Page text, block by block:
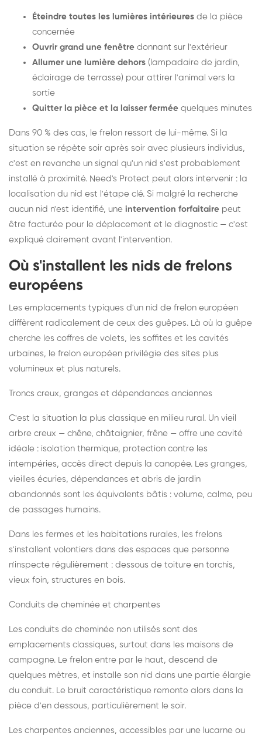
Éteindre toutes les lumières intérieures de la pièce
concernée
Ouvrir grand une fenêtre donnant sur l'extérieur
Allumer une lumière dehors (lampadaire de jardin,
éclairage de terrasse) pour attirer l'animal vers la
sortie
Quitter la pièce et la laisser fermée quelques minutes
Dans 90 % des cas, le frelon ressort de lui-même. Si la
situation se répète soir après soir avec plusieurs individus,
c'est en revanche un signal qu'un nid s'est probablement
installé à proximité. Need's Protect peut alors intervenir : la
localisation du nid est l'étape clé. Si malgré la recherche
aucun nid n'est identifié, une intervention forfaitaire peut
être facturée pour le déplacement et le diagnostic — c'est
expliqué clairement avant l'intervention.
Où s'installent les nids de frelons
européens
Les emplacements typiques d'un nid de frelon européen
diffèrent radicalement de ceux des guêpes. Là où la guêpe
cherche les coffres de volets, les soffites et les cavités
urbaines, le frelon européen privilégie des sites plus
volumineux et plus naturels.
Troncs creux, granges et dépendances anciennes
C'est la situation la plus classique en milieu rural. Un vieil
arbre creux — chêne, châtaignier, frêne — offre une cavité
idéale : isolation thermique, protection contre les
intempéries, accès direct depuis la canopée. Les granges,
vieilles écuries, dépendances et abris de jardin
abandonnés sont les équivalents bâtis : volume, calme, peu
de passages humains.
Dans les fermes et les habitations rurales, les frelons
s'installent volontiers dans des espaces que personne
n'inspecte régulièrement : dessous de toiture en torchis,
vieux foin, structures en bois.
Conduits de cheminée et charpentes
Les conduits de cheminée non utilisés sont des
emplacements classiques, surtout dans les maisons de
campagne. Le frelon entre par le haut, descend de
quelques mètres, et installe son nid dans une partie élargie
du conduit. Le bruit caractéristique remonte alors dans la
pièce d'en dessous, particulièrement le soir.
Les charpentes anciennes, accessibles par une lucarne ou